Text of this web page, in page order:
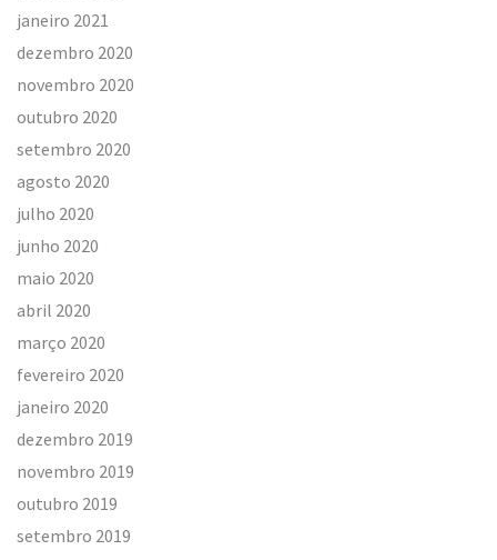
janeiro 2021
dezembro 2020
novembro 2020
outubro 2020
setembro 2020
agosto 2020
julho 2020
junho 2020
maio 2020
abril 2020
março 2020
fevereiro 2020
janeiro 2020
dezembro 2019
novembro 2019
outubro 2019
setembro 2019